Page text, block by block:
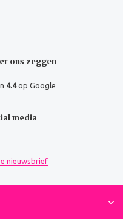
ons zeggen
4.4op Google
media
nieuwsbrief